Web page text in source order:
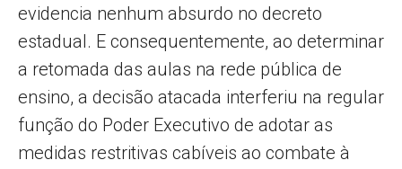
evidencia nenhum absurdo no decreto
estadual. E consequentemente, ao determinar
a retomada das aulas na rede pública de
ensino, a decisão atacada interferiu na regular
função do Poder Executivo de adotar as
medidas restritivas cabíveis ao combate à